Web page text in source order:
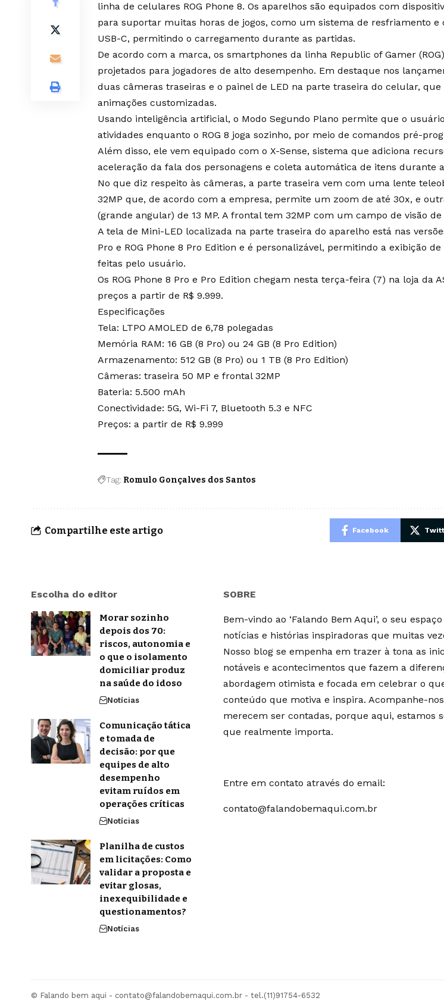
linha de celulares ROG Phone 8. Os aparelhos são equipados com
para suportar muitas horas de jogos, como um sistema de resfriamento e
USB-C, permitindo o carregamento durante as partidas.
De acordo com a marca, os smartphones da linha Republic of Gamer
projetados para jogadores de alto desempenho. Em destaque nos
duas câmeras traseiras e o painel de LED na parte traseira do celular,
animações customizadas.
Usando inteligência artificial, o Modo Segundo Plano permite que o
atividades enquanto o ROG 8 joga sozinho, por meio de comandos pré-
Além disso, ele vem equipado com o X-Sense, sistema que adiciona
aceleração da fala dos personagens e coleta automática de itens durante
No que diz respeito às câmeras, a parte traseira vem com uma lente
32MP que, de acordo com a empresa, permite um zoom de até 30x, e
(grande angular) de 13 MP. A frontal tem 32MP com um campo de visão de
A tela de Mini-LED localizada na parte traseira do aparelho está nas
Pro e ROG Phone 8 Pro Edition e é personalizável, permitindo a exibição de
feitas pelo usuário.
Os ROG Phone 8 Pro e Pro Edition chegam nesta terça-feira (7) na loja da
preços a partir de R$ 9.999.
Especificações
Tela: LTPO AMOLED de 6,78 polegadas
Memória RAM: 16 GB (8 Pro) ou 24 GB (8 Pro Edition)
Armazenamento: 512 GB (8 Pro) ou 1 TB (8 Pro Edition)
Câmeras: traseira 50 MP e frontal 32MP
Bateria: 5.500 mAh
Conectividade: 5G, Wi-Fi 7, Bluetooth 5.3 e NFC
Preços: a partir de R$ 9.999
Tag: Romulo Gonçalves dos Santos
Compartilhe este artigo Facebook
Escolha do editor
Morar sozinho
depois dos 70:
riscos, autonomia e
o que o isolamento
domiciliar produz
na saúde do idoso
Notícias
Comunicação tática
e tomada de
decisão: por que
equipes de alto
desempenho
evitam ruídos em
operações críticas
Notícias
Planilha de custos
em licitações: Como
validar a proposta e
evitar glosas,
inexequibilidade e
questionamentos?
Notícias
SOBRE
Bem-vindo ao ‘Falando Bem Aqui’, o seu
notícias e histórias inspiradoras que muitas
Nosso blog se empenha em trazer à tona as
notáveis e acontecimentos que fazem a
abordagem otimista e focada em celebrar o
conteúdo que motiva e inspira. Acompanhe-
merecem ser contadas, porque aqui, estamos
que realmente importa.
Entre em contato através do email:
contato@falandobemaqui.com.br
© Falando bem aqui - contato@falandobemaqui.com.br - tel.(11)91754-6532